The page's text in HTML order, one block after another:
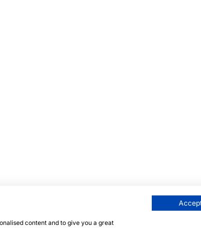
content and to give you a great